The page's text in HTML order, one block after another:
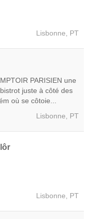
Lisbonne, PT
PARISIEN une
juste à côté des
où se côtoie...
Lisbonne, PT
Lisbonne, PT